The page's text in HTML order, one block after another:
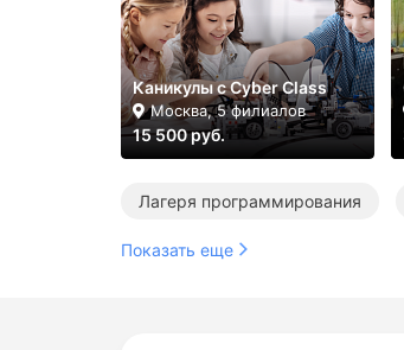
Каникулы с Cyber Class
Москва, 5 филиалов
15 500 руб.
Лагеря программирования
Показать еще